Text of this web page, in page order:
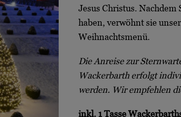
Jesus Christus. Nachdem
haben, verwöhnt sie
Weihnachtsmenü.
Die Anreise zur
Wackerbarth erfolgt
werden. Wir empfehlen
inkl. 1 Tasse